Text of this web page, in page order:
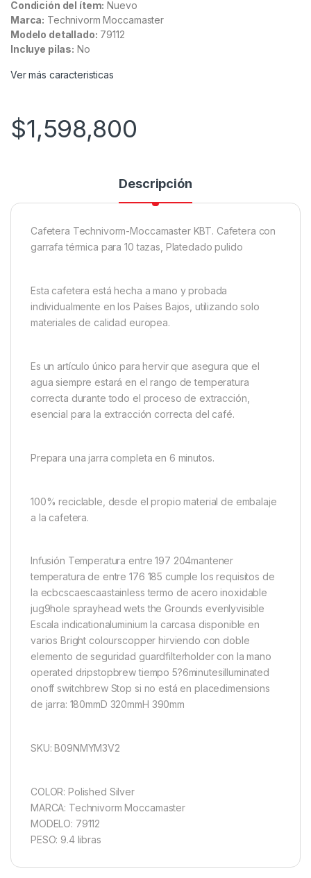
Condición del ítem: Nuevo
Marca: Technivorm Moccamaster
Modelo detallado: 79112
Incluye pilas: No
Ver más caracteristicas
$1,598,800
Descripción
Cafetera Technivorm-Moccamaster KBT. Cafetera con
garrafa térmica para 10 tazas, Platedado pulido
Esta cafetera está hecha a mano y probada
individualmente en los Países Bajos, utilizando solo
materiales de calidad europea.
Es un artículo único para hervir que asegura que el
agua siempre estará en el rango de temperatura
correcta durante todo el proceso de extracción,
esencial para la extracción correcta del café.
Prepara una jarra completa en 6 minutos.
100% reciclable, desde el propio material de embalaje
a la cafetera.
Infusión Temperatura entre 197 204mantener
temperatura de entre 176 185 cumple los requisitos de
la ecbcscaescaastainless termo de acero inoxidable
jug9hole sprayhead wets the Grounds evenlyvisible
Escala indicationaluminium la carcasa disponible en
varios Bright colourscopper hirviendo con doble
elemento de seguridad guardfilterholder con la mano
operated dripstopbrew tiempo 5?6minutesilluminated
onoff switchbrew Stop si no está en placedimensions
de jarra: 180mmD 320mmH 390mm
SKU: B09NMYM3V2
COLOR: Polished Silver
MARCA: Technivorm Moccamaster
MODELO: 79112
PESO: 9.4 libras